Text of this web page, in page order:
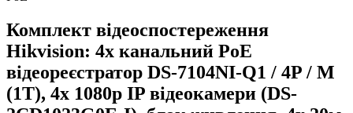
Комплект відеоспостереження
Hikvision: 4х канальний PoE
відеореєстратор DS-7104NI-Q1 / 4P / M
(1T), 4x 1080p IP відеокамери (DS-